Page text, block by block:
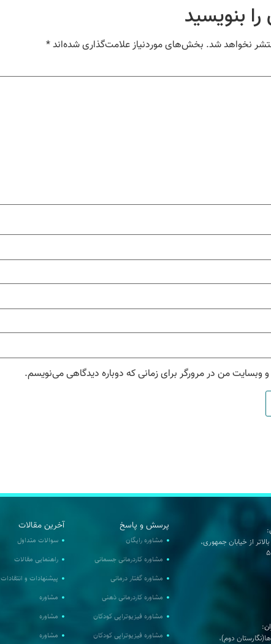
بنویسید
نخواهد شد. بخش‌های موردنیاز علامت‌گذاری شده‌اند*
و وبسایت من در مرورگر برای زمانی که دوباره دیدگاهی می‌نویسم.
از خیابان جمهوری،
دوم)،
پرسش و پاسخ
مشاوره رایگان
مشاوره کاردرمانی جسمانی
مشاوره گفتار درمانی
مشاوره کاردرمانی ذهنی
مشاوره فیزیوتراپی کودکان
مشاوره فیزیوتراپی کودکان
آخرین مقالات
سوالات متداول
راهنمایی مقالات
پیشنهادات و انتقادات
مشاوره
مشاوره
مشاوره